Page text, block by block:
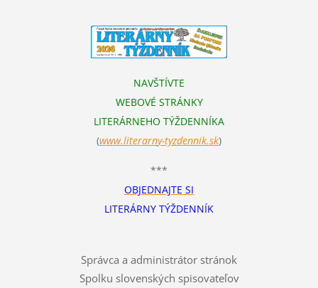
NAVŠTÍVTE
WEBOVÉ STRÁNKY
LITERÁRNEHO TÝŽDENNÍKA
(www.literarny-tyzdennik.sk)
***
OBJEDNAJTE SI
LITERÁRNY TÝŽDENNÍK
Správca a administrátor stránok
Spolku slovenských spisovateľov